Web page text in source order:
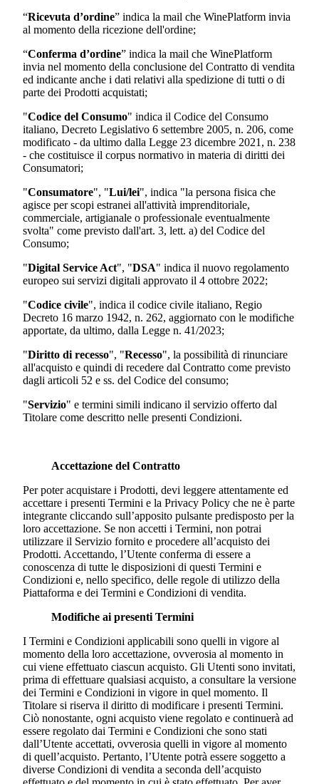
“Ricevuta d’ordine” indica la mail che WinePlatform invia
al momento della ricezione dell'ordine;
“Conferma d’ordine” indica la mail che WinePlatform
invia nel momento della conclusione del Contratto di vendita
ed indicante anche i dati relativi alla spedizione di tutti o di
parte dei Prodotti acquistati;
"Codice del Consumo" indica il Codice del Consumo
italiano, Decreto Legislativo 6 settembre 2005, n. 206, come
modificato - da ultimo dalla Legge 23 dicembre 2021, n. 238
- che costituisce il corpus normativo in materia di diritti dei
Consumatori;
"Consumatore", "Lui/lei", indica "la persona fisica che
agisce per scopi estranei all'attività imprenditoriale,
commerciale, artigianale o professionale eventualmente
svolta" come previsto dall'art. 3, lett. a) del Codice del
Consumo;
"Digital Service Act", "DSA" indica il nuovo regolamento
europeo sui servizi digitali approvato il 4 ottobre 2022;
"Codice civile", indica il codice civile italiano, Regio
Decreto 16 marzo 1942, n. 262, aggiornato con le modifiche
apportate, da ultimo, dalla Legge n. 41/2023;
"Diritto di recesso", "Recesso", la possibilità di rinunciare
all'acquisto e quindi di recedere dal Contratto come previsto
dagli articoli 52 e ss. del Codice del consumo;
"Servizio" e termini simili indicano il servizio offerto dal
Titolare come descritto nelle presenti Condizioni.
Accettazione del Contratto
Per poter acquistare i Prodotti, devi leggere attentamente ed
accettare i presenti Termini e la Privacy Policy che ne è parte
integrante cliccando sull’apposito pulsante predisposto per la
loro accettazione. Se non accetti i Termini, non potrai
utilizzare il Servizio fornito e procedere all’acquisto dei
Prodotti. Accettando, l’Utente conferma di essere a
conoscenza di tutte le disposizioni di questi Termini e
Condizioni e, nello specifico, delle regole di utilizzo della
Piattaforma e dei Termini e Condizioni di vendita.
Modifiche ai presenti Termini
I Termini e Condizioni applicabili sono quelli in vigore al
momento della loro accettazione, ovverosia al momento in
cui viene effettuato ciascun acquisto. Gli Utenti sono invitati,
prima di effettuare qualsiasi acquisto, a consultare la versione
dei Termini e Condizioni in vigore in quel momento. Il
Titolare si riserva il diritto di modificare i presenti Termini.
Ciò nonostante, ogni acquisto viene regolato e continuerà ad
essere regolato dai Termini e Condizioni che sono stati
dall’Utente accettati, ovverosia quelli in vigore al momento
di quell’acquisto. Pertanto, l’Utente potrà essere soggetto a
diverse Condizioni di vendita a seconda dell’acquisto